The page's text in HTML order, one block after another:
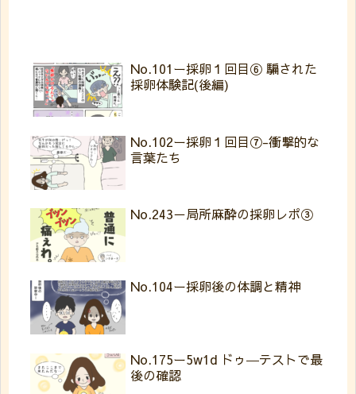
No.101ー採卵１回目⑥ 騙された
採卵体験記(後編)
No.102ー採卵１回目⑦-衝撃的な
言葉たち
No.243－局所麻酔の採卵レポ③
No.104ー採卵後の体調と精神
No.175ー5w1d ドゥ―テストで最
後の確認